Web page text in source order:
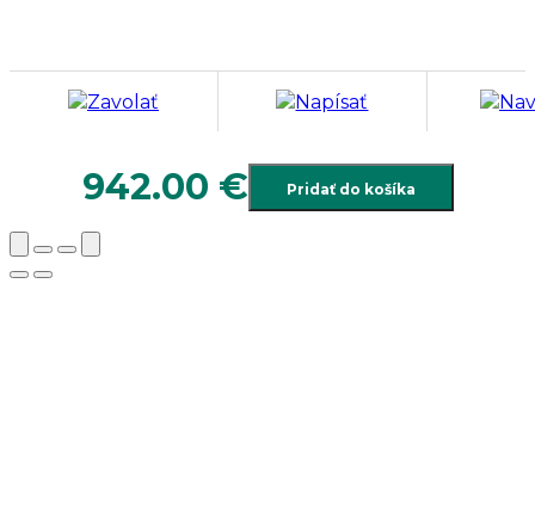
Zavolať Napísať
942.00 € Pridať do košíka